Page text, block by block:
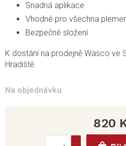
Na objednávku
Snadná aplikace
Vhodné pro všechna
Bezpečné složení
K dostání na prodejně Wasco ve
Hradiště.
820